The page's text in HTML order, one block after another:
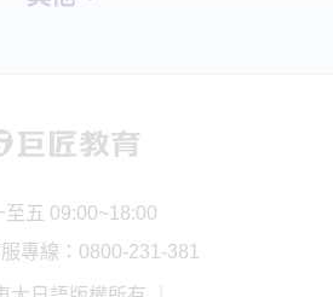
至五 09:00~18:00
專線：0800-231-381